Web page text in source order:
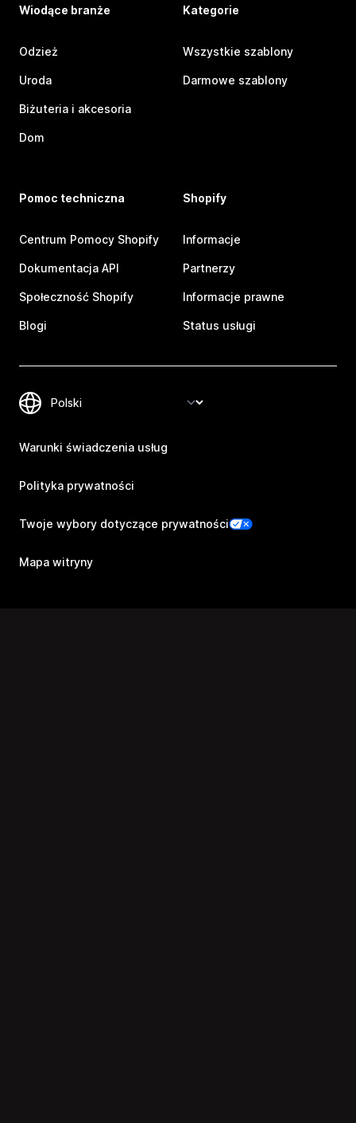
Wiodące branże
Odzież
Uroda
Biżuteria i akcesoria
Dom
Kategorie
Wszystkie szablony
Darmowe szablony
Pomoc techniczna
Centrum Pomocy Shopify
Dokumentacja API
Społeczność Shopify
Blogi
Shopify
Informacje
Partnerzy
Informacje prawne
Status usługi
Warunki świadczenia usług
Polityka prywatności
Twoje wybory dotyczące prywatności
Mapa witryny